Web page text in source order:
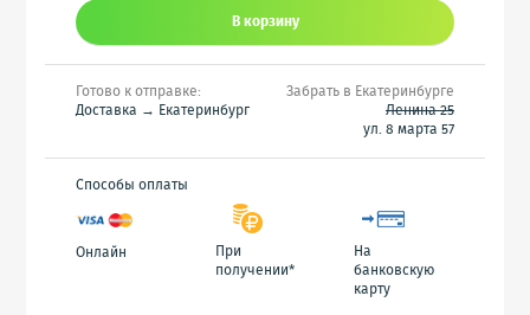
В корзину
Готово к отправке:
Доставка → Екатеринбург
Забрать в Екатеринбурге
Ленина 25
ул. 8 марта 57
Способы оплаты
Онлайн
При
получении*
На
банковскую
карту